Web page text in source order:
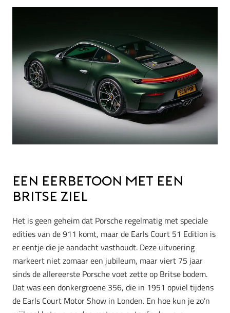
Een eerbetoon met een
Britse ziel
Het is geen geheim dat Porsche regelmatig met speciale
edities van de 911 komt, maar de Earls Court 51 Edition is
er eentje die je aandacht vasthoudt. Deze uitvoering
markeert niet zomaar een jubileum, maar viert 75 jaar
sinds de allereerste Porsche voet zette op Britse bodem.
Dat was een donkergroene 356, die in 1951 opviel tijdens
de Earls Court Motor Show in Londen. En hoe kun je zo’n